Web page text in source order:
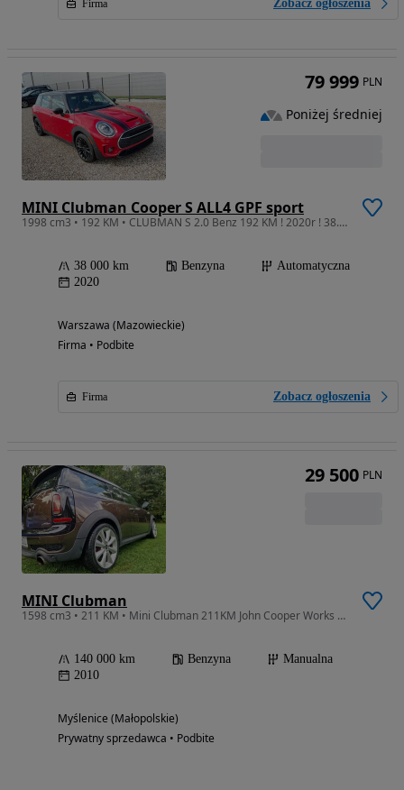
Firma Zobacz ogłoszenia
MINI Clubman Cooper S ALL4 GPF sport
1998 cm3 • 192 KM • CLUBMAN S 2.0 Benz 192 KM ! 2020r ! 38.000 km ! Warszawa
38 000 km Benzyna
Automatyczna
2020
Warszawa (Mazowieckie)
Firma • Podbite
Firma Zobacz ogłoszenia
79 999 PLN
Poniżej średniej
MINI Clubman
1598 cm3 • 211 KM • Mini Clubman 211KM John Cooper Works Carplay Android
140 000 km Benzyna
Manualna
2010
Myślenice (Małopolskie)
Prywatny sprzedawca • Podbite
29 500 PLN